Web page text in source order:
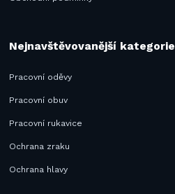
Nejnavštěvovanější kategorie
Pracovní oděvy
Pracovní obuv
Pracovní rukavice
Ochrana zraku
Ochrana hlavy